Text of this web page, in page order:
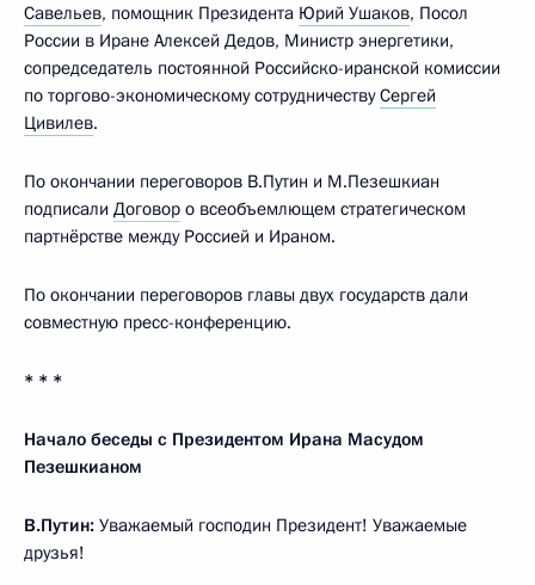
Савельев, помощник Президента Юрий Ушаков, Посол
России в Иране Алексей Дедов, Министр энергетики,
сопредседатель постоянной Российско-иранской комиссии
по торгово-экономическому сотрудничествуСергей
Цивилев.
По окончании переговоров В.Путин и М.Пезешкиан
подписали Договор о всеобъемлющем стратегическом
партнёрстве между Россией и Ираном.
По окончании переговоров главы двух государств дали
совместную пресс-конференцию.
* * *
Начало беседы с Президентом Ирана Масудом
Пезешкианом
В.Путин: Уважаемый господин Президент! Уважаемые
друзья!